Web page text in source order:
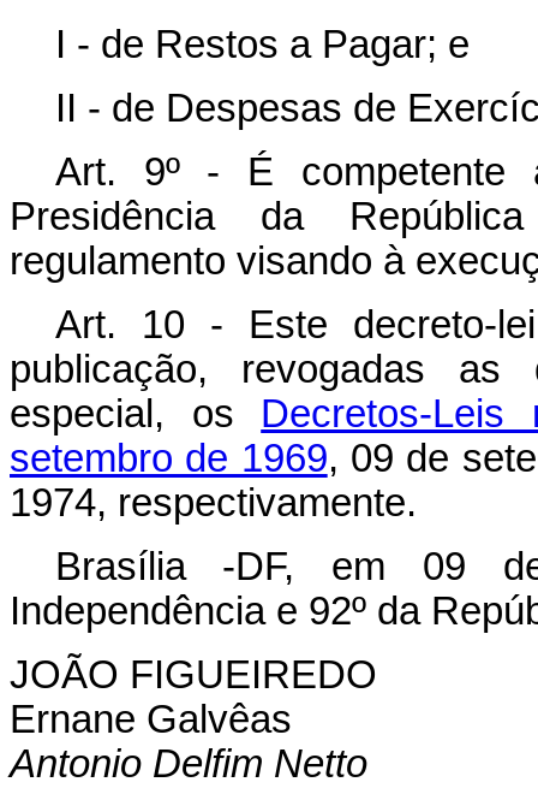
I - de Restos a Pagar; e
II - de Despesas de
Art. 9º - É competente
Presidência da
regulamento visando à
Art. 10 - Este decreto-
publicação, revogadas
especial, os Decretos-Leis
setembro de 1969, 09 de
1974, respectivamente.
Brasília -DF, em 09
Independência e 92º da
JOÃO FIGUEIREDO
Ernane Galvêas
Antonio Delfim Netto